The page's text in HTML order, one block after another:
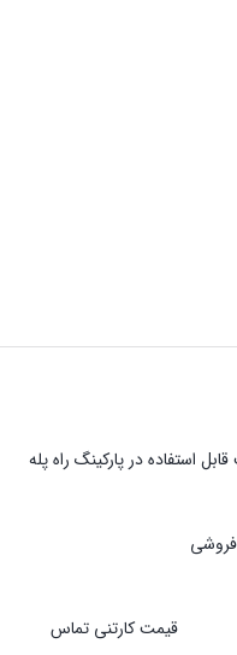
استفاده در پارکینگ راه پله
کم هست
تماس